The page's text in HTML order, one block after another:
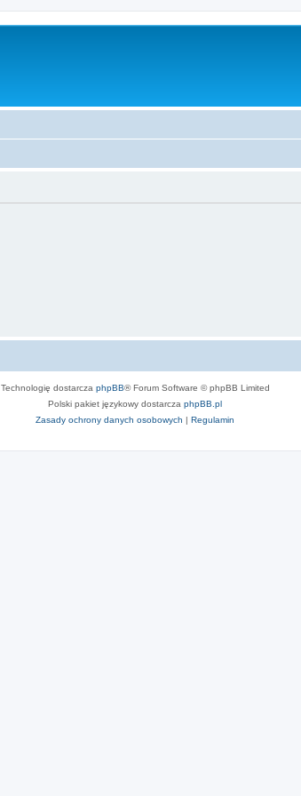
Technologię dostarcza phpBB® Forum Software © phpBB Limited
Polski pakiet językowy dostarcza phpBB.pl
Zasady ochrony danych osobowych | Regulamin